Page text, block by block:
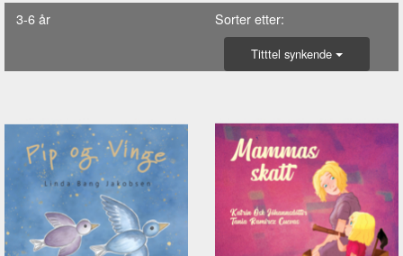
3-6 år Sorter etter:
Titttel synkende